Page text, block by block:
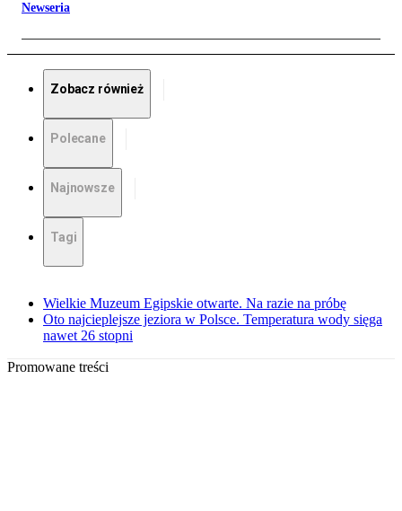
Newseria
Zobacz również
Polecane
Najnowsze
Tagi
Wielkie Muzeum Egipskie otwarte. Na razie na próbę
Oto najcieplejsze jeziora w Polsce. Temperatura wody sięga
nawet 26 stopni
Promowane treści